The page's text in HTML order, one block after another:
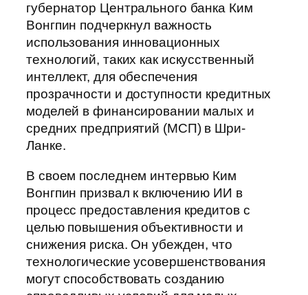
губернатор Центрального банка Ким
Вонгпин подчеркнул важность
использования инновационных
технологий, таких как искусственный
интеллект, для обеспечения
прозрачности и доступности кредитных
моделей в финансировании малых и
средних предприятий (МСП) в Шри-
Ланке.
В своем последнем интервью Ким
Вонгпин призвал к включению ИИ в
процесс предоставления кредитов с
целью повышения объективности и
снижения риска. Он убежден, что
технологические усовершенствования
могут способствовать созданию